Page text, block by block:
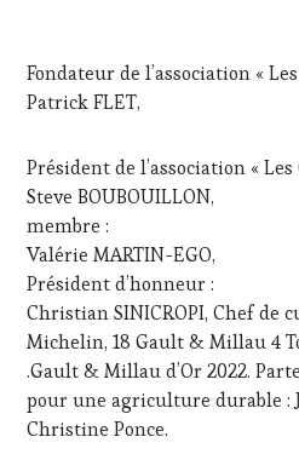
GASTRONOMIE
FRANÇAISE
INVITATIONS
DÉGUSTATIONS,
TASTING,
LIVE
STREAMING,
MASTERCLASS,
MÉDIAS,
ÉCRITE,
RADIO,
TV,
WEB,
2024
Fondateur de l’association «
Patrick FLET,
Président de l’association «
Steve BOUBOUILLON,
membre :
Valérie MARTIN-EGO,
Président d’honneur :
Christian SINICROPI, Chef de
Michelin, 18 Gault & Millau 4
.Gault & Millau d’Or 2022.
pour une agriculture durable :
Christine Ponce.